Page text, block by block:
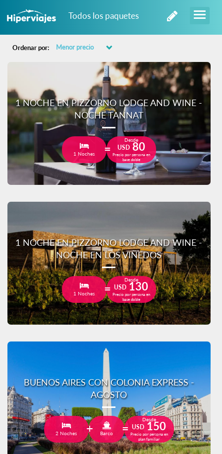
Todos los paquetes
Ordenar por:
1 NOCHE EN PIZZORNO LODGE AND WINE -
NOCHE TANNAT
1 Noches
Desde
USD80
Precio por persona en
base doble
1 NOCHE EN PIZZORNO LODGE AND WINE -
NOCHE EN LOS VIÑEDOS
1 Noches
Desde
USD 130
Precio por persona en
base doble
BUENOS AIRES CON COLONIA EXPRESS -
AGOSTO
2 Noches Barco
Desde
USD 150
Precio por persona en
plan familiar